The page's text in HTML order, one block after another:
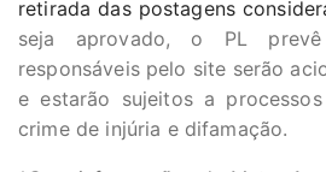
retirada das postagens
seja aprovado, o PL
responsáveis pelo site serão
e estarão sujeitos a
crime de injúria e difamação.